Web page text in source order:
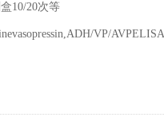
10/20次等
VP/AVPELISA